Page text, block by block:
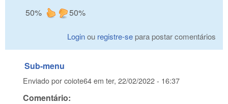
50%
50%
Loginou registre-separa postar comentários
Sub-menu
Enviado porcoiote64em ter, 22/02/2022 - 16:37
Comentário: